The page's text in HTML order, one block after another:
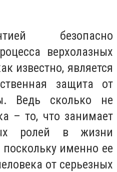
безопасно
верхолазных
известно, является
защита от
Ведь сколько не
– то, что занимает
ролей в жизни
именно ее
от серьезных